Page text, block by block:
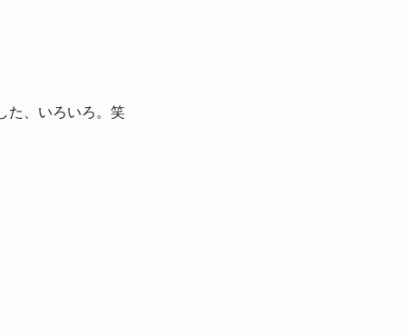
た、いろいろ。笑